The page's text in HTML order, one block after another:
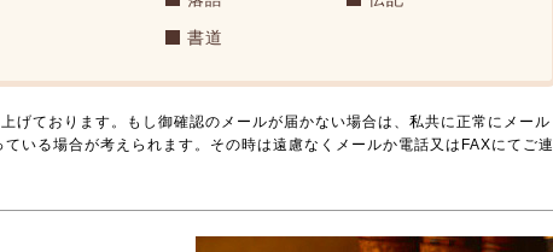
書道
げております。もし御確認のメールが届かない場合は、私共に正常にメール
いる場合が考えられます。その時は遠慮なくメールか電話又はFAXにてご連